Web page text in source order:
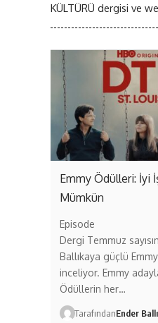
KÜLTÜRÜ dergisi ve
Emmy Ödülleri: İyi
Mümkün
Episode
Dergi Temmuz
Ballıkaya güçlü Emmy
inceliyor. Emmy
Ödüllerin her…
TarafındanEnder